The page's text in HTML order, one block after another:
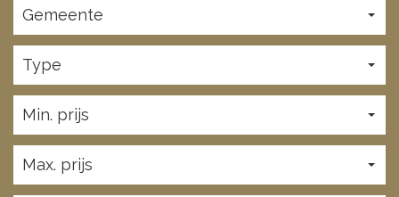
Gemeente
Type
Min. prijs
Max. prijs